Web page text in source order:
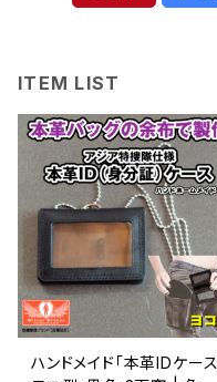
ITEM LIST
ハンドメイド「本革IDケース